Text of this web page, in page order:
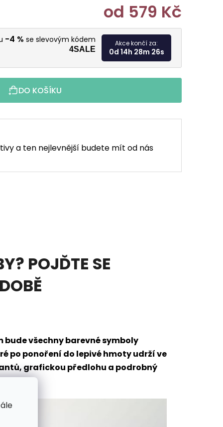
od 579 Kč
Měrná
-4 % se slevovým kódem
4SALE
Akce končí za:
0d 14h 28m 24s
DO KOŠÍKU
a ten nejlevnější budete mít od nás
POJĎTE SE
všechny barevné symboly
po ponoření do lepivé hmoty udrží ve
grafickou předlohu a podrobný